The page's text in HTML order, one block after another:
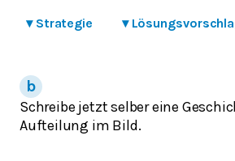
▾ Strategie ▾
Schreibe jetzt selber eine
Aufteilung im Bild.